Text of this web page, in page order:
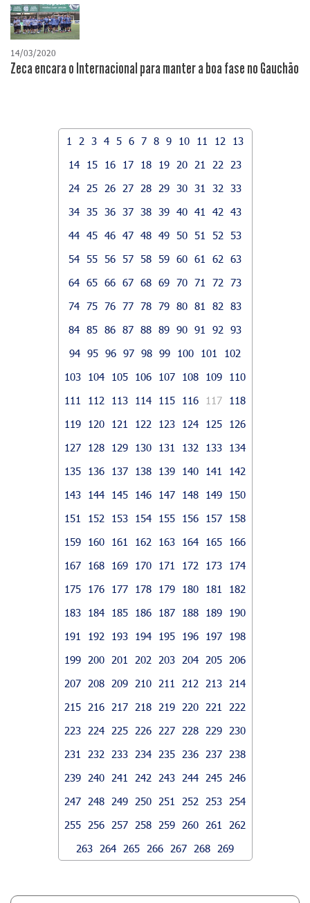
14/03/2020
Zeca encara o Internacional para manter a boa fase no Gauchão
1 2 3 4 5 6 7 8 9 10 11 12
13
14
15 16 17 18 19 20 21 22
23
24
25 26 27 28 29 30 31 32
33
34 35 36 37 38 39 40 41 42
43
44 45 46 47 48 49 50 51 52
53
54 55 56 57 58 59 60 61 62
63
64 65 66 67 68 69 70 71 72
73
74 75 76 77 78 79 80 81 82
83
84 85 86 87 88 89 90 91 92
93
94 95 96 97 98 99 100 101
102
103
104 105 106 107 108 109
110
111
112 113 114 115 116 117
118
119
120 121 122 123 124 125
126
127
128 129 130 131 132 133
134
135
136 137 138 139 140 141
142
143
144 145 146 147 148 149
150
151
152 153 154 155 156 157
158
159
160 161 162 163 164 165
166
167
168 169 170 171 172 173
174
175
176 177 178 179 180 181
182
183
184 185 186 187 188 189
190
191
192 193 194 195 196 197
198
199
200 201 202 203 204 205
206
207
208 209 210 211 212 213
214
215
216 217 218 219 220 221
222
223
224 225 226 227 228 229
230
231
232 233 234 235 236 237
238
239
240 241 242 243 244 245
246
247
248 249 250 251 252 253
254
255
256 257 258 259 260 261
262
263
264 265 266 267 268 269